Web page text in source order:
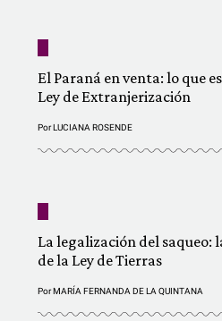
El Paraná en venta: lo que
Ley de Extranjerización
PorLUCIANA ROSENDE
La legalización del saqueo:
de la Ley de Tierras
PorMARÍA FERNANDA DE LA QUINTANA